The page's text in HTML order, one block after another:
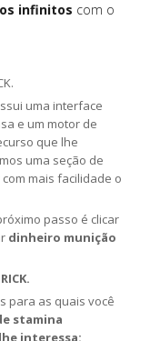
infinitos com o
uma interface
e um motor de
que lhe
uma seção de
mais facilidade o
passo é clicar
dinheiro munição
para as quais você
stamina
interessa: